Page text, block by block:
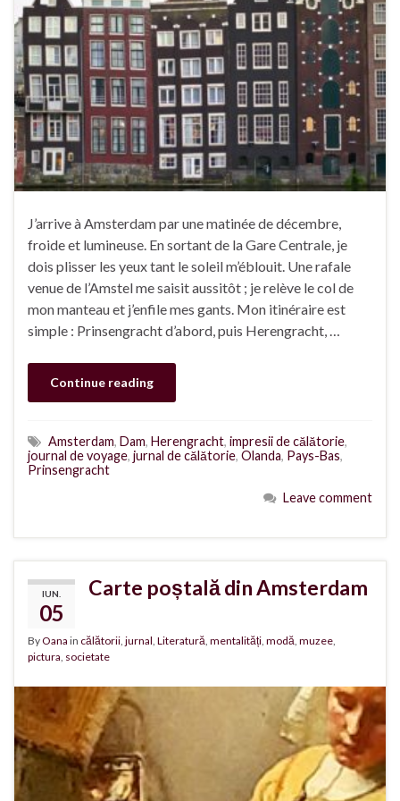
J’arrive à Amsterdam par une matinée de décembre,
froide et lumineuse. En sortant de la Gare Centrale, je
dois plisser les yeux tant le soleil m’éblouit. Une rafale
venue de l’Amstel me saisit aussitôt ; je relève le col de
mon manteau et j’enfile mes gants. Mon itinéraire est
simple : Prinsengracht d’abord, puis Herengracht, …
Continue reading
Amsterdam, Dam, Herengracht, impresii de călătorie,
journal de voyage, jurnal de călătorie, Olanda, Pays-Bas,
Prinsengracht
Leave comment
IUN.
05
Carte poștală din Amsterdam
ByOana in călătorii, jurnal, Literatură, mentalități, modă, muzee,
pictura, societate